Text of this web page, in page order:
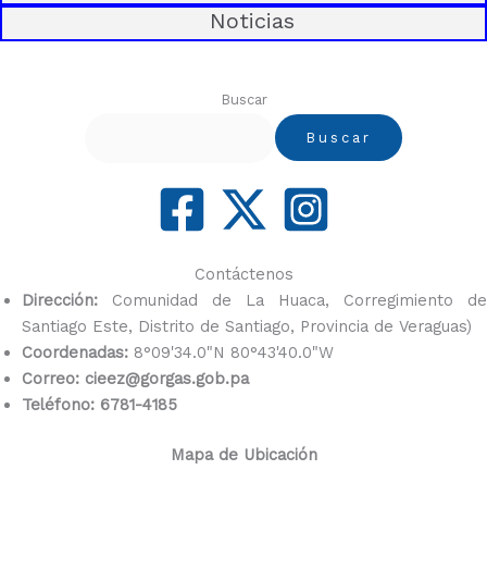
Noticias
Buscar
Buscar
Contáctenos
Dirección: Comunidad de La Huaca, Corregimiento de
Santiago Este, Distrito de Santiago, Provincia de Veraguas)
Coordenadas: 8°09'34.0"N 80°43'40.0"W
Correo: cieez@gorgas.gob.pa
Teléfono: 6781-4185
Mapa de Ubicación